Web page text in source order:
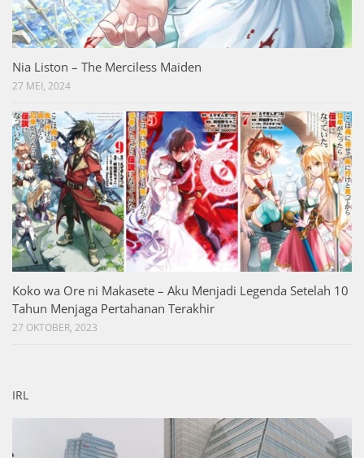
Nia Liston – The Merciless Maiden
27 MEI, 2024
Koko wa Ore ni Makasete – Aku Menjadi Legenda Setelah 10
Tahun Menjaga Pertahanan Terakhir
27 OKTOBER, 2023
IRL